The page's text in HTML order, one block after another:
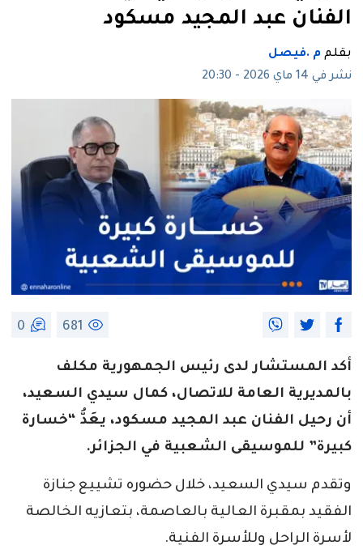
الفنان عبد المجيد مسكود
بقلم م .فيصل
نشر في 14 ماي 2026 - 20:30
681
0
أكد المستشار لدى رئيس الجمهورية مكلف
بالمديرية العامة للاتصال، كمال سيدي السعيد،
أن رحيل الفنان عبد المجيد مسكود، يعَدُّ “خسارة
كبيرة” للموسيقى الشعبية في الجزائر.
وتقدم سيدي السعيد، خلال حضوره تشييع جنازة
الفقيد بمقبرة العالية بالعاصمة، بتعازيه الخالصة
لأسرة الراحل وللأسرة الفنية.